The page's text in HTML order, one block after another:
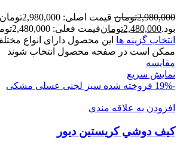
2,980,000تومان
قیمت اصلی: 2,980,000تومان
بود.2,480,000تومانقیمت فعلی: 2,480,000تومان.
انتخاب گزینه ها این محصول دارای انواع
ممکن است در صفحه محصول انتخاب شوند
مقايسه
نمایش سریع
-19%
فروخته شده سبز لجنی عسلی مشکی
افزودن به علاقه مندی
کيف دوشي کريستين ديور